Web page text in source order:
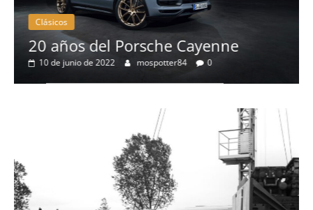
Cayenne
mospotter84 0
50 años del
4 de mayo de 2022